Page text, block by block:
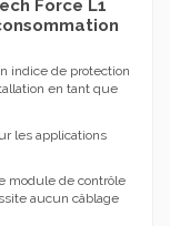
Force L1
indice de protection
en tant que
les applications
module de contrôle
aucun câblage